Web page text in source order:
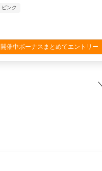
ピンク
開催中ボーナスまとめてエントリ
＼